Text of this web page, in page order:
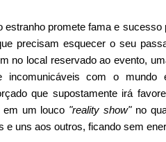
promete fama e
precisam esquecer o seu
no local reservado ao evento,
incomunicáveis com o mundo
que supostamente irá
um louco "reality show"no
e uns aos outros, ficando sem